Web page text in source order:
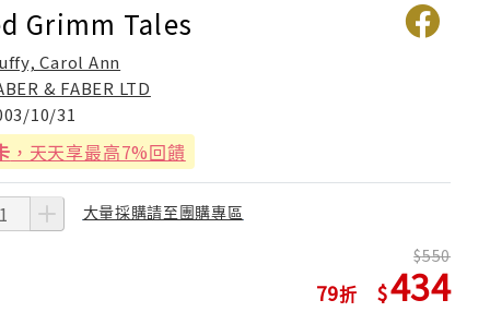
Grimm Tales
Carol Ann
& FABER LTD
10/31
，天天享最高7%回饋
大量採購請至團購專區
79
550
434